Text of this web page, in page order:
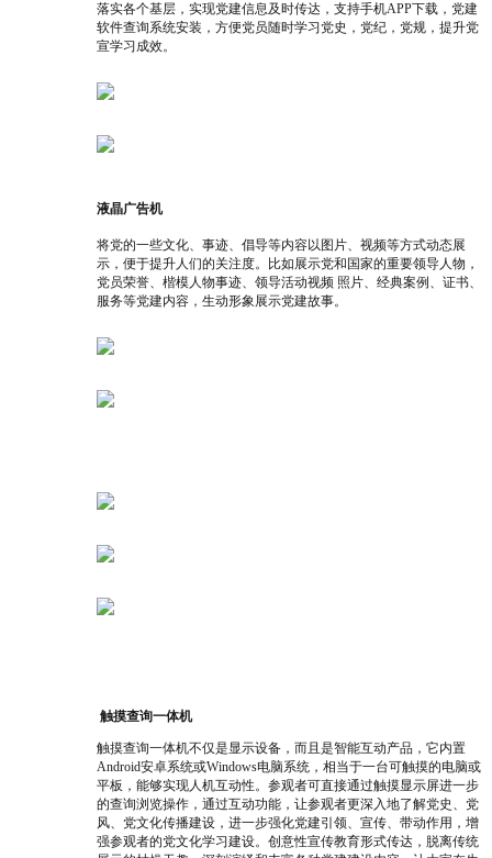
落实各个基层，实现党建信息及时传达，支持手机APP下载，党建
软件查询系统安装，方便党员随时学习党史，党纪，党规，提升党
宣学习成效。
液晶广告机
将党的一些文化、事迹、倡导等内容以图片、视频等方式动态展
示，便于提升人们的关注度。比如展示党和国家的重要领导人物，
党员荣誉、楷模人物事迹、领导活动视频 照片、经典案例、证书、
服务等党建内容，生动形象展示党建故事。
触摸查询一体机
触摸查询一体机不仅是显示设备，而且是智能互动产品，它内置
Android安卓系统或Windows电脑系统，相当于一台可触摸的电脑或
平板，能够实现人机互动性。参观者可直接通过触摸显示屏进一步
的查询浏览操作，通过互动功能，让参观者更深入地了解党史、党
风、党文化传播建设， 进一步强化党建引领、宣传、带动作用，增
强参观者的党文化学习建设。创意性宣传教育形式传达，脱离传统